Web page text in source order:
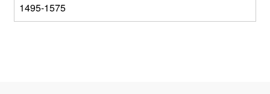
1495-1575